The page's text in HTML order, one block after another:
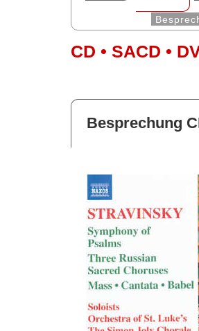
CD • SACD •
Besprechung